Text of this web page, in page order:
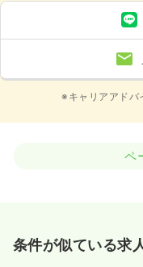
※キャリアアドバ
ペ
条件が似ている求